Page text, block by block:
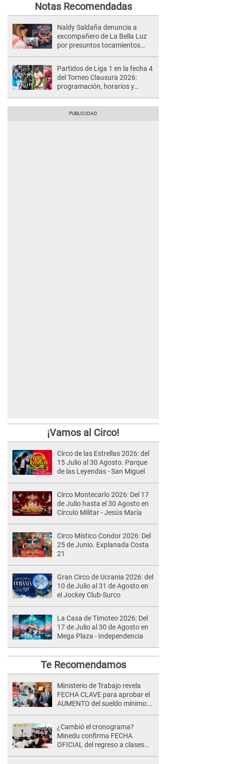
Notas Recomendadas
Naldy Saldaña denuncia a
excompañero de La Bella Luz
por presuntos tocamientos
Partidos de Liga 1 en la fecha 4
del Torneo Clausura 2026:
programación, horarios y
¡Vamos al Circo!
Circo de las Estrellas 2026: del
15 Julio al 30 Agosto. Parque
de las Leyendas - San Miguel
Circo Montecarlo 2026: Del 17
de Julio hasta el 30 Agosto en
Círculo Militar - Jesús María
Circo Místico Condor 2026: Del
25 de Junio. Explanada Costa
21
Gran Circo de Ucrania 2026: del
10 de Julio al 31 de Agosto en
el Jockey Club-Surco
La Casa de Timoteo 2026: Del
17 de Julio al 30 de Agosto en
Mega Plaza - Independencia
Te Recomendamos
Ministerio de Trabajo revela
FECHA CLAVE para aprobar el
AUMENTO del sueldo mínimo:
¿Cambió el cronograma?
Minedu confirma FECHA
OFICIAL del regreso a clases